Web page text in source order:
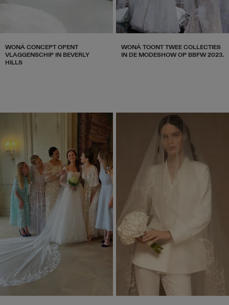
WONÁ CONCEPT OPENT
VLAGGENSCHIP IN BEVERLY
HILLS
WONÀ TOONT TWEE COLLECTIES
IN DE MODESHOW OP BBFW 2023.